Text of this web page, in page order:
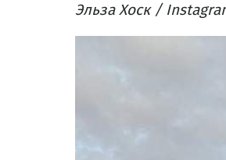
Эльза Хоск /